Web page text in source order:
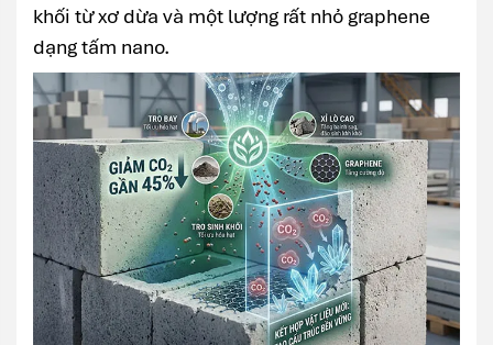
khối từ xơ dừa và một lượng rất nhỏ graphene
dạng tấm nano.